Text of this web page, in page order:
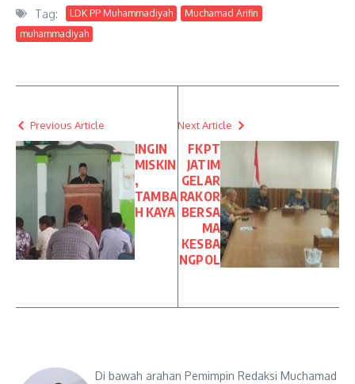
Tag: LDK PP Muhammadiyah
Muchamad Arifin
muhammadiyah
Previous Article
INGIN
MISKIN
,
TAMBA
H KAYA
Next Article
FKPT
JATIM
GELAR
RAKOR
BERSA
MA
KESBA
NGPOL
Di bawah arahan Pemimpin Redaksi Muchamad